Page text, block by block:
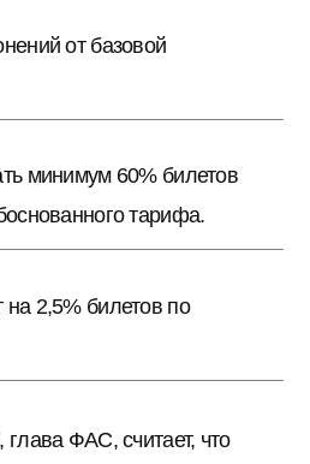
от базовой
минимум 60% билетов
тарифа.
2,5% билетов по
ФАС, считает, что